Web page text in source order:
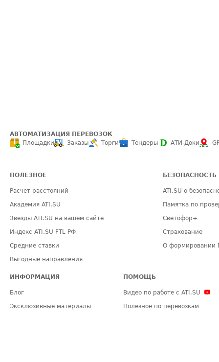
АВТОМАТИЗАЦИЯ ПЕРЕВОЗОК
Площадки
Заказы Торги Тендеры АТИ-Доки
ПОЛЕЗНОЕ
Расчет расстояний
Академия ATI.SU
Звезды ATI.SU на вашем сайте
Индекс ATI.SU FTL РФ
Средние ставки
Выгодные направления
БЕЗОПАСНОСТЬ
ATI.SU о
Памятка по
Светофор+
Страхование
О формировании
ИНФОРМАЦИЯ
Блог
Эксклюзивные материалы
ПОМОЩЬ
Видео по работе с ATI.SU
Полезное по перевозкам